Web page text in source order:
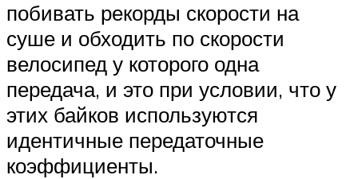
побивать рекорды скорости на
суше и обходить по скорости
велосипед у которого одна
передача, и это при условии, что у
этих байков используются
идентичные передаточные
коэффициенты.